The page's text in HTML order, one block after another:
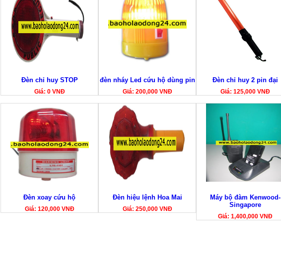
Đèn chỉ huy STOP
Giá: 0 VNĐ
đèn nháy Led cứu hộ dùng pin
Giá: 200,000 VNĐ
Đèn chỉ huy 2 pin đại
Giá: 125,000 VNĐ
Đèn xoay cứu hộ
Giá: 120,000 VNĐ
Đèn hiệu lệnh Hoa Mai
Giá: 250,000 VNĐ
Máy bộ đàm Kenwood-
Singapore
Giá: 1,400,000 VNĐ